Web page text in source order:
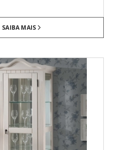
SAIBA MAIS